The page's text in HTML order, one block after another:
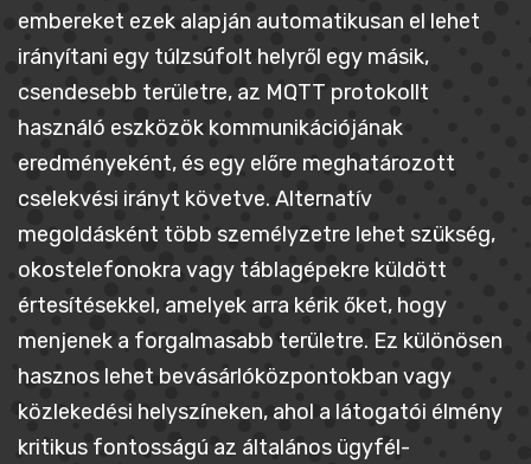
embereket ezek alapján automatikusan el lehet
irányítani egy túlzsúfolt helyről egy másik,
csendesebb területre, az MQTT protokollt
használó eszközök kommunikációjának
eredményeként, és egy előre meghatározott
cselekvési irányt követve. Alternatív
megoldásként több személyzetre lehet szükség,
okostelefonokra vagy táblagépekre küldött
értesítésekkel, amelyek arra kérik őket, hogy
menjenek a forgalmasabb területre. Ez különösen
hasznos lehet bevásárlóközpontokban vagy
közlekedési helyszíneken, ahol a látogatói élmény
kritikus fontosságú az általános ügyfél-